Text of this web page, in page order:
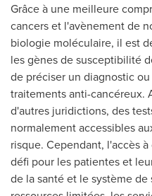
Grâce à une meilleure
cancers et l'avènement de
biologie moléculaire, il est
les gènes de susceptibilité
de préciser un diagnostic
traitements anti-cancéreux.
d'autres juridictions, des
normalement accessibles
risque. Cependant, l'accès
défi pour les patientes et
de la santé et le système